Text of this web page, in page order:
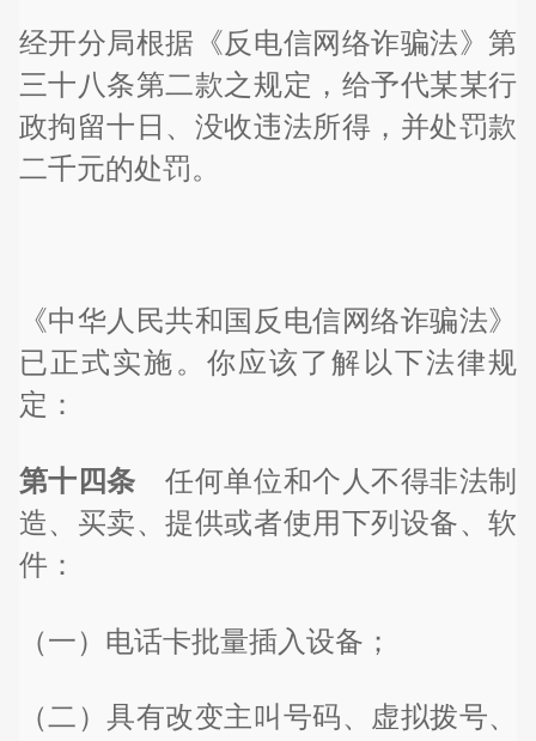
经开分局根据《反电信网络诈骗法》第
三十八条第二款之规定，给予代某某行
政拘留十日、没收违法所得，并处罚款
二千元的处罚。
《中华人民共和国反电信网络诈骗法》
已正式实施。你应该了解以下法律规
定：
第十四条 任何单位和个人不得非法制
造、买卖、提供或者使用下列设备、软
件：
（一）电话卡批量插入设备；
（二）具有改变主叫号码、虚拟拨号、